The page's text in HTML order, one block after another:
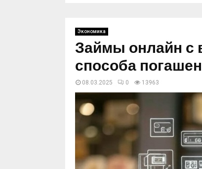
Экономика
Займы онлайн с
способа
08.03.2025 0 13963